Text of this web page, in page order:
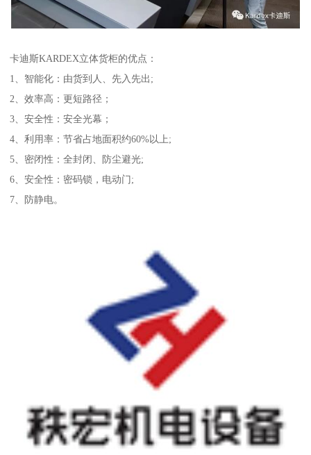
卡迪斯KARDEX立体货柜的优点：
1、智能化：由货到人、先入先出;
2、效率高：更短路径；
3、安全性：安全光幕；
4、利用率：节省占地面积约60%以上;
5、密闭性：全封闭、防尘避光;
6、安全性：密码锁，电动门;
7、防静电。